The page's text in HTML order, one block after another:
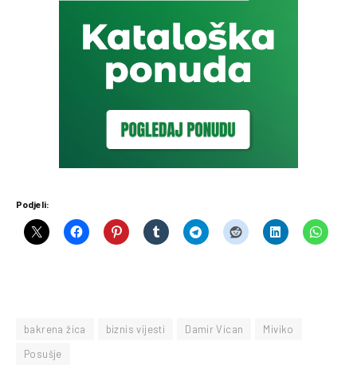
Podjeli:
bakrena žica biznis vijesti Damir Vican
Miviko
Posušje